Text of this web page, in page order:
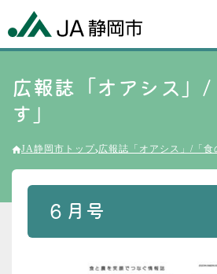
広報誌「オアシス」/
す」
JA静岡市トップ 広報誌「オアシス」/「食
６月号